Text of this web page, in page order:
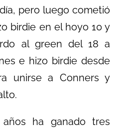
pero luego cometió
birdie en el hoyo 10 y
al green del 18 a
e hizo birdie desde
unirse a Conners y
ha ganado tres